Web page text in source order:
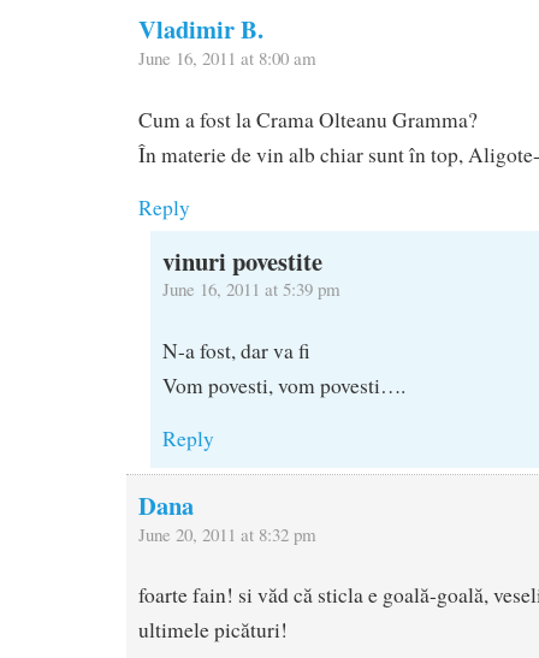
Vladimir B.
June 16, 2011 at 8:00 am
Cum a fost la Crama Olteanu Gramma?
În materie de vin alb chiar sunt în top,
Reply
vinuri povestite
June 16, 2011 at 5:39 pm
N-a fost, dar va fi
Vom povesti, vom povesti….
Reply
Dana
June 20, 2011 at 8:32 pm
foarte fain! si văd că sticla e goală-goală,
ultimele picături!